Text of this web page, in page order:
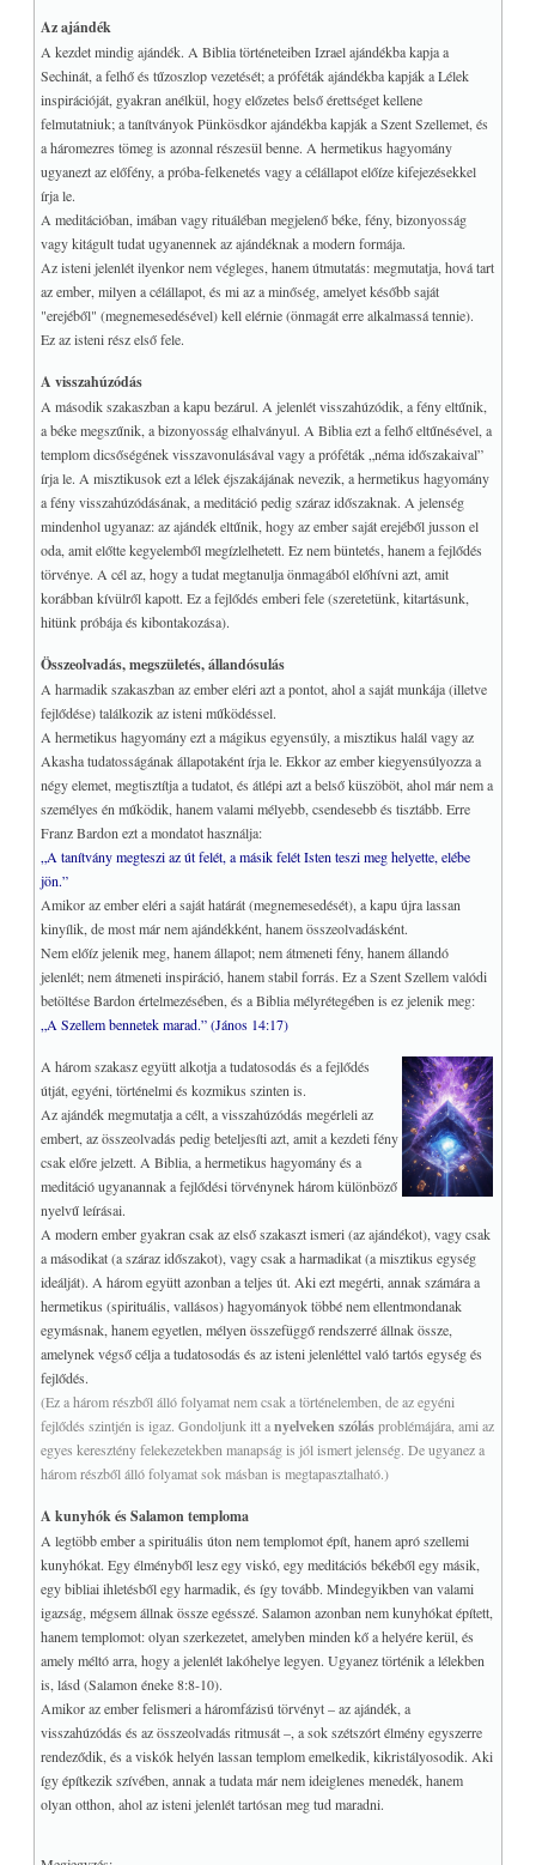
Freud új emberképe
♥Az Énekek éneke titkai
A 4 elem elrendezései
A 12 csillagjegy
♥Az univerzális vallás
♥Mi a tudat?
♥A jelenlét
Az imádat
A kvantumfizika
Egy csillag születése
TAROT+
LINKEK, Download+
I-CHING+
TUDATOSSÁG, IQ/EQ+
COVID
MY WEB GO+
Az ajándék
A kezdet mindig ajándék. A Biblia történeteiben Izrael ajándékba kapja a
Sechinát, a felhő és tűzoszlop vezetését; a próféták ajándékba kapják a Lélek
inspirációját, gyakran anélkül, hogy előzetes belső érettséget kellene
felmutatniuk; a tanítványok Pünkösdkor ajándékba kapják a Szent Szellemet, és
a háromezres tömeg is azonnal részesül benne. A hermetikus hagyomány
ugyanezt az előfény, a próba-felkenetés vagy a célállapot előíze kifejezésekkel
írja le.
A meditációban, imában vagy rituáléban megjelenő béke, fény, bizonyosság
vagy kitágult tudat ugyanennek az ajándéknak a modern formája.
Az isteni jelenlét ilyenkor nem végleges, hanem útmutatás: megmutatja, hová tart
az ember, milyen a célállapot, és mi az a minőség, amelyet később saját
"erejéből" (megnemesedésével) kell elérnie (önmagát erre alkalmassá tennie).
Ez az isteni rész első fele.
A visszahúzódás
A második szakaszban a kapu bezárul. A jelenlét visszahúzódik, a fény eltűnik,
a béke megszűnik, a bizonyosság elhalványul. A Biblia ezt a felhő eltűnésével, a
templom dicsőségének visszavonulásával vagy a próféták „néma időszakaival”
írja le. A misztikusok ezt a lélek éjszakájának nevezik, a hermetikus hagyomány
a fény visszahúzódásának, a meditáció pedig száraz időszaknak. A jelenség
mindenhol ugyanaz: az ajándék eltűnik, hogy az ember saját erejéből jusson el
oda, amit előtte kegyelemből megízlelhetett. Ez nem büntetés, hanem a fejlődés
törvénye. A cél az, hogy a tudat megtanulja önmagából előhívni azt, amit
korábban kívülről kapott. Ez a fejlődés emberi fele (szeretetünk, kitartásunk,
hitünk próbája és kibontakozása).
Összeolvadás, megszületés, állandósulás
A harmadik szakaszban az ember eléri azt a pontot, ahol a saját munkája (illetve
fejlődése) találkozik az isteni működéssel.
A hermetikus hagyomány ezt a mágikus egyensúly, a misztikus halál vagy az
Akasha tudatosságának állapotaként írja le. Ekkor az ember kiegyensúlyozza a
négy elemet, megtisztítja a tudatot, és átlépi azt a belső küszöböt, ahol már nem a
személyes én működik, hanem valami mélyebb, csendesebb és tisztább. Erre
Franz Bardon ezt a mondatot használja:
„A tanítvány megteszi az út felét, a másik felét Isten teszi meg helyette, elébe
jön.”
Amikor az ember eléri a saját határát (megnemesedését), a kapu újra lassan
kinyílik, de most már nem ajándékként, hanem összeolvadásként.
Nem előíz jelenik meg, hanem állapot; nem átmeneti fény, hanem állandó
jelenlét; nem átmeneti inspiráció, hanem stabil forrás. Ez a Szent Szellem valódi
betöltése Bardon értelmezésében, és a Biblia mélyrétegében is ez jelenik meg:
„A Szellem bennetek marad.” (János 14:17)
A három szakasz együtt alkotja a tudatosodás és a fejlődés
útját, egyéni, történelmi és kozmikus szinten is.
Az ajándék megmutatja a célt, a visszahúzódás megérleli az
embert, az összeolvadás pedig beteljesíti azt, amit a kezdeti fény
csak előre jelzett. A Biblia, a hermetikus hagyomány és a
meditáció ugyanannak a fejlődési törvénynek három különböző
nyelvű leírásai.
A modern ember gyakran csak az első szakaszt ismeri (az ajándékot), vagy csak
a másodikat (a száraz időszakot), vagy csak a harmadikat (a misztikus egység
ideálját). A három együtt azonban a teljes út. Aki ezt megérti, annak számára a
hermetikus (spirituális, vallásos) hagyományok többé nem ellentmondanak
egymásnak, hanem egyetlen, mélyen összefüggő rendszerré állnak össze,
amelynek végső célja a tudatosodás és az isteni jelenléttel való tartós egység és
fejlődés.
(Ez a három részből álló folyamat nem csak a történelemben, de az egyéni
fejlődés szintjén is igaz. Gondoljunk itt anyelveken szólásproblémájára, ami az
egyes keresztény felekezetekben manapság is jól ismert jelenség. De ugyanez a
három részből álló folyamat sok másban is megtapasztalható.)
A kunyhók és Salamon temploma
A legtöbb ember a spirituális úton nem templomot épít, hanem apró szellemi
kunyhókat. Egy élményből lesz egy viskó, egy meditációs békéből egy másik,
egy bibliai ihletésből egy harmadik, és így tovább. Mindegyikben van valami
igazság, mégsem állnak össze egésszé. Salamon azonban nem kunyhókat épített,
hanem templomot: olyan szerkezetet, amelyben minden kő a helyére kerül, és
amely méltó arra, hogy a jelenlét lakóhelye legyen. Ugyanez történik a lélekben
is, lásd (Salamon éneke 8:8-10).
Amikor az ember felismeri a háromfázisú törvényt – az ajándék, a
visszahúzódás és az összeolvadás ritmusát –, a sok szétszórt élmény egyszerre
rendeződik, és a viskók helyén lassan templom emelkedik, kikristályosodik. Aki
így építkezik szívében, annak a tudata már nem ideiglenes menedék, hanem
olyan otthon, ahol az isteni jelenlét tartósan meg tud maradni.